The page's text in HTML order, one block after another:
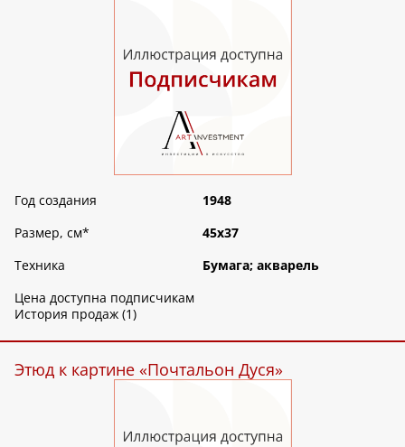
Год создания
1948
Размер, см*
45х37
Техника
Бумага; акварель
Цена доступна подписчикам
История продаж (1)
Этюд к картине «Почтальон Дуся»